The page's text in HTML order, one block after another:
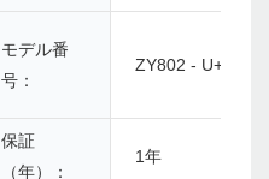
モデル番
号：
ZY802 - U+S
保証
（年）：
1年